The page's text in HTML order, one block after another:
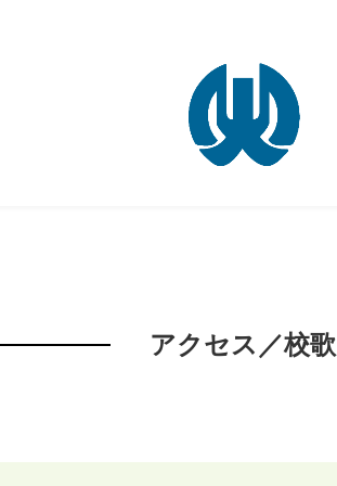
アクセス／校歌